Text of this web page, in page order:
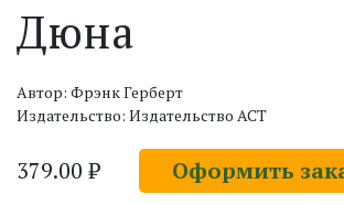
Дюна
Автор: Фрэнк Герберт
Издательство: Издательство АСТ
379.00 ₽ Оформить